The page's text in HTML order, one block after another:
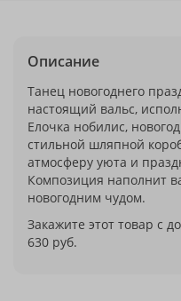
Описание
Танец новогоднего
настоящий вальс,
Елочка нобилис,
стильной шляпной
атмосферу уюта и
Композиция наполнит
новогодним чудом.
Закажите этот товар с
630 руб.